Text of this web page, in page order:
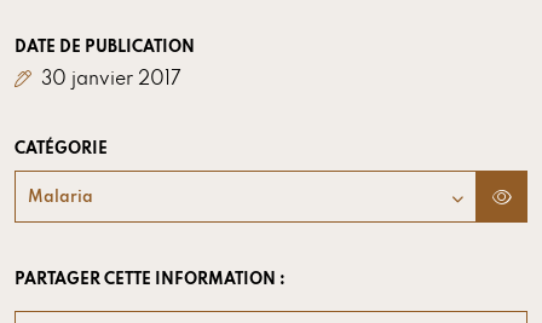
DATE DE PUBLICATION
30 janvier 2017
CATÉGORIE
Malaria
PARTAGER CETTE INFORMATION :